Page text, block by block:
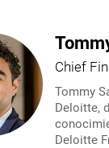
Chief
Tommy
Deloitte,
Deloitte